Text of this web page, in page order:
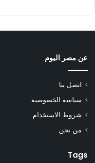
عن مصر اليوم
اتصل بنا
سياسة الخصوصية
شروط الاستخدام
من نحن
Tags